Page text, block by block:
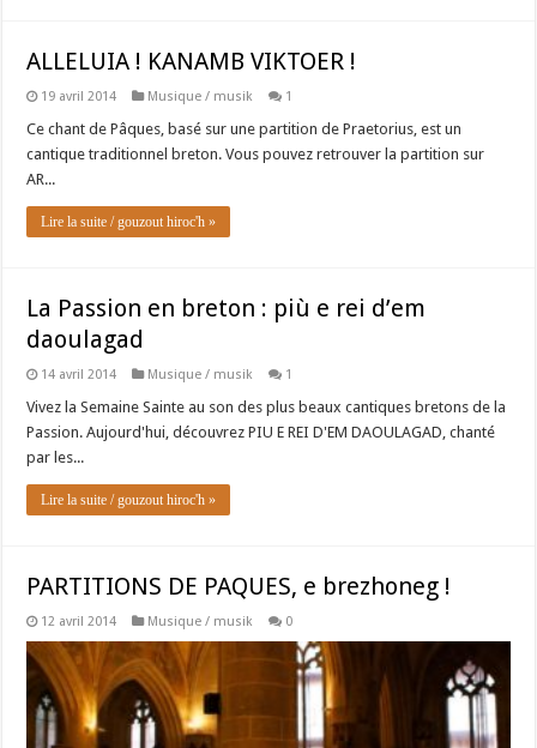
ALLELUIA ! KANAMB VIKTOER !
19 avril 2014 Musique / musik 1
Ce chant de Pâques, basé sur une partition de Praetorius, est un
cantique traditionnel breton. Vous pouvez retrouver la partition sur
AR...
Lire la suite / gouzout hiroc'h »
La Passion en breton : più e rei d’em
daoulagad
14 avril 2014 Musique / musik 1
Vivez la Semaine Sainte au son des plus beaux cantiques bretons de la
Passion. Aujourd'hui, découvrez PIU E REI D'EM DAOULAGAD, chanté
par les...
Lire la suite / gouzout hiroc'h »
PARTITIONS DE PAQUES, e brezhoneg !
12 avril 2014 Musique / musik 0